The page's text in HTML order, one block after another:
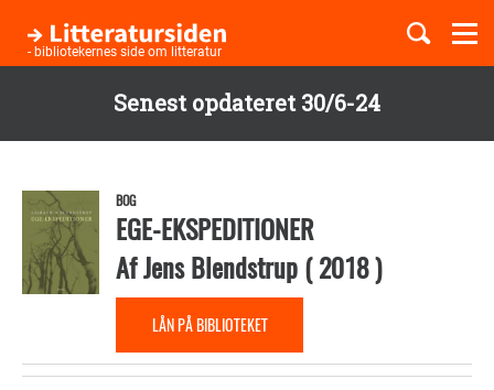
Senest opdateret 30/6-24
hovedindhold
- bibliotekernes side om litteratur
Børnebøger
Temaer
BOG
EGE-EKSPEDITIONER
AfJens Blendstrup(2018)
LÅN PÅ BIBLIOTEKET